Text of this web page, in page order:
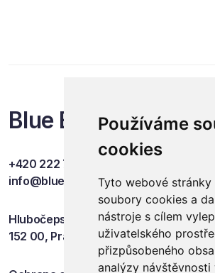
Používáme
cookies
Tyto webové stránky
soubory cookies a
nástroje s cílem
uživatelského
přizpůsobeného
analýzy návštěvnosti
Blue Events
+420 222 749 841
info@blueevents.eu
Hlubočepská 701/38c
152 00, Praha 5